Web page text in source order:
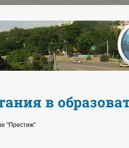
в
"Престиж"